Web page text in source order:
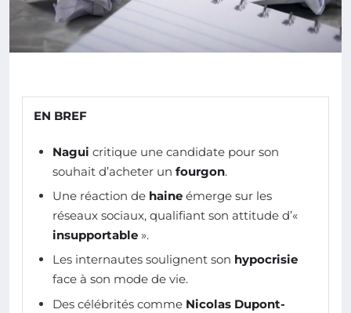
EN BREF
Nagui critique une candidate pour son
souhait d’acheter un fourgon.
Une réaction de haine émerge sur les
réseaux sociaux, qualifiant son attitude d’«
insupportable ».
Les internautes soulignent son hypocrisie
face à son mode de vie.
Des célébrités comme Nicolas Dupont-